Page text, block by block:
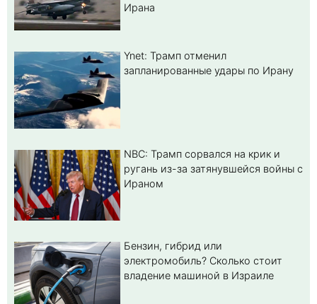
Ирана
Ynet: Трамп отменил
запланированные удары по Ирану
NBC: Трамп сорвался на крик и
ругань из-за затянувшейся войны с
Ираном
Бензин, гибрид или
электромобиль? Cколько стоит
владение машиной в Израиле